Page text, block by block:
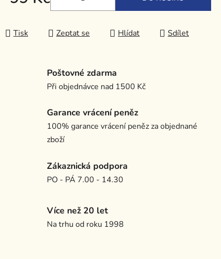
Měrná cena:
Tisk Zeptat se Hlídat Sdílet
Poštovné zdarma
Při objednávce nad 1500 Kč
Garance vrácení peněz
100% garance vrácení peněz za objednané
zboží
Zákaznická podpora
PO - PÁ 7.00 - 14.30
Více než 20 let
Na trhu od roku 1998